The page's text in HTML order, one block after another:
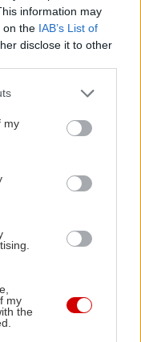
information may
on the IAB’s List of
disclose it to other
or more Google
You may click to
third-party tags to
in below Google
my
my
the
που
Περίτεχνες
–όχι
γέφυρά του,
Κίρικο, πατέρα
των
Μηλεών,
πηλιορείτικο
από 1.600
το 1497 έως το
χρόνο την